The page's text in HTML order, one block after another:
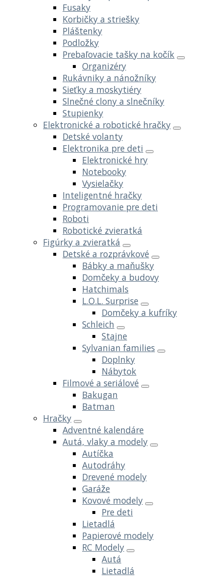
Fusaky
Korbičky a striešky
Pláštenky
Podložky
Prebaľovacie tašky na kočík
Organizéry
Rukávniky a nánožníky
Sieťky a moskytiéry
Slnečné clony a slnečníky
Stupienky
Elektronické a robotické hračky
Detské volanty
Elektronika pre deti
Elektronické hry
Notebooky
Vysielačky
Inteligentné hračky
Programovanie pre deti
Roboti
Robotické zvieratká
Figúrky a zvieratká
Detské a rozprávkové
Bábky a maňušky
Domčeky a budovy
Hatchimals
L.O.L. Surprise
Domčeky a kufríky
Schleich
Stajne
Sylvanian families
Doplnky
Nábytok
Filmové a seriálové
Bakugan
Batman
Hračky
Adventné kalendáre
Autá, vlaky a modely
Autíčka
Autodráhy
Drevené modely
Garáže
Kovové modely
Pre deti
Lietadlá
Papierové modely
RC Modely
Autá
Lietadlá